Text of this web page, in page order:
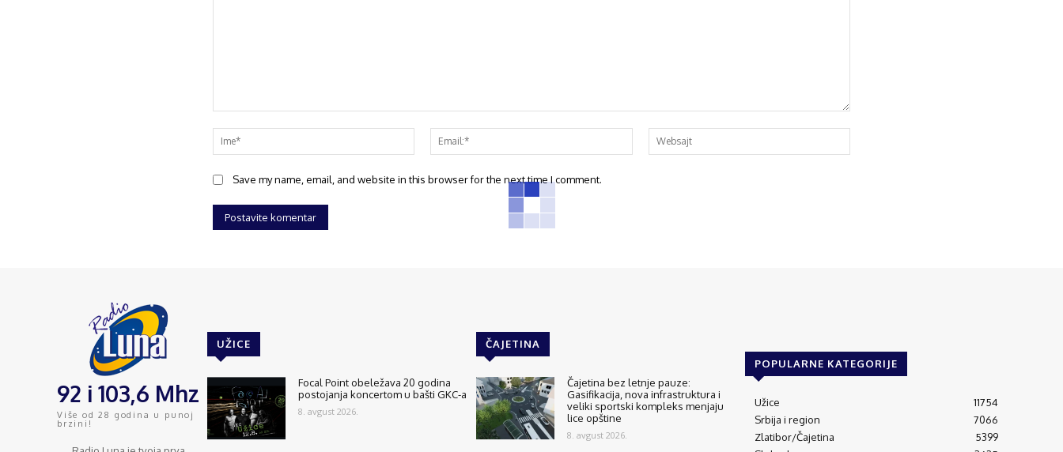
Save my name, email, and website in this browser for the next time I comment.
92 i 103,6 Mhz
Više od 28 godina u punoj
brzini!
UŽICE
Focal Point obeležava 20 godina
postojanja koncertom u bašti GKC-a
8. avgust 2026.
ČAJETINA
Čajetina bez letnje pauze:
Gasifikacija, nova infrastruktura i
veliki sportski kompleks menjaju
lice opštine
8. avgust 2026.
POPULARNE KATEGORIJE
Užice
11754
Srbija i region
7066
Zlatibor/Čajetina
5399